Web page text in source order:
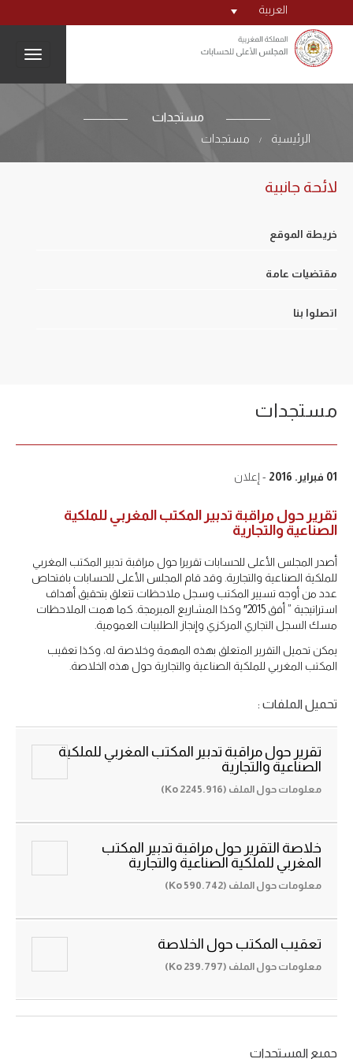
العربية
مستجدات
الرئيسية
/ مستجدات
لائحة جانبية
خريطة الموقع
مقتضيات عامة
اتصلوا بنا
مستجدات
01 فبراير. 2016 - إعلان
تقرير حول مراقبة تدبير المكتب المغربي للملكية
الصناعية والتجارية
أصدر المجلس الأعلى للحسابات تقريرا حول مراقبة تدبير المكتب المغربي
للملكية الصناعية والتجارية. وقد قام المجلس الأعلى للحسابات بافتحاص
عدد من أوجه تسيير المكتب وسجل ملاحظات تتعلق بتحقيق أهداف
استراتيجية ” أفق 2015″ وكذا المشاريع المبرمجة. كما همت الملاحظات
مسك السجل التجاري المركزي وإنجاز الطلبيات العمومية.
يمكن تحميل التقرير المتعلق بهذه المهمة وخلاصة له، وكذا تعقيب
المكتب المغربي للملكية الصناعية والتجارية حول هذه الخلاصة.
تحميل الملفات :
تقرير حول مراقبة تدبير المكتب المغربي للملكية
الصناعية والتجارية
معلومات حول الملف (2245.916 Ko)
خلاصة التقرير حول مراقبة تدبير المكتب
المغربي للملكية الصناعية والتجارية
معلومات حول الملف (590.742 Ko)
تعقيب المكتب حول الخلاصة
معلومات حول الملف (239.797 Ko)
جميع المستجدات